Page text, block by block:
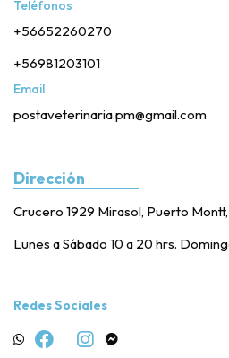
Teléfonos
+56652260270
+56981203101
Email
postaveterinaria.pm@gmail.com
Dirección
Crucero 1929 Mirasol, Puerto
Lunes a Sábado 10 a 20 hrs.
Redes Sociales